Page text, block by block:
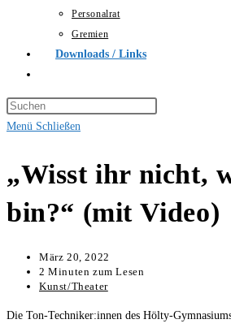
Personalrat
Gremien
Downloads / Links
umschalten
close
the
search
Menü Schließen
„Wisst ihr nicht,
bin?“ (mit Video)
März 20, 2022
2 Minuten zum Lesen
Kunst/Theater
Die Ton-Techniker:innen des Hölty-